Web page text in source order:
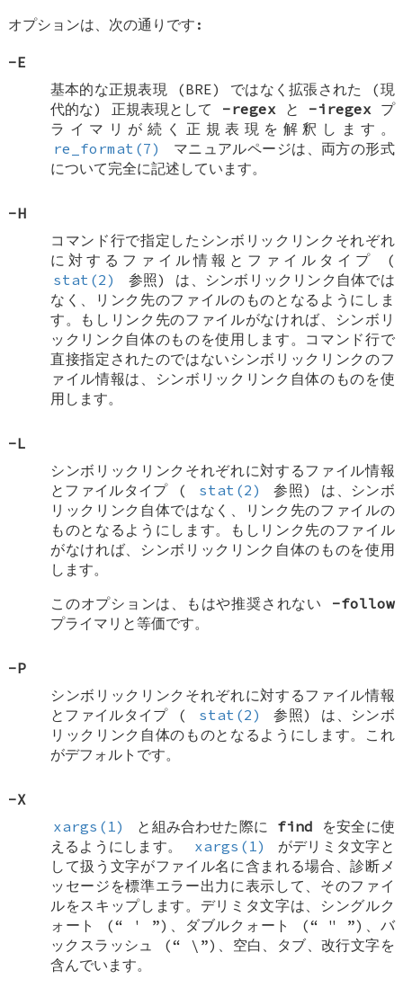
オプションは、次の通りです:
-E
基本的な正規表現 (BRE) ではなく拡張された (現
代的な) 正規表現として -regex と -iregex プ
ライマリが続く正規表現を解釈します。
re_format(7)
マニュアルページは、両方の形式
について完全に記述しています。
-H
コマンド行で指定したシンボリックリンクそれぞれ
に対するファイル情報とファイルタイプ (
stat(2)
参照) は、シンボリックリンク自体では
なく、リンク先のファイルのものとなるようにしま
す。もしリンク先のファイルがなければ、シンボリ
ックリンク自体のものを使用します。コマンド行で
直接指定されたのではないシンボリックリンクのフ
ァイル情報は、シンボリックリンク自体のものを使
用します。
-L
シンボリックリンクそれぞれに対するファイル情報
とファイルタイプ (
stat(2)
参照) は、シンボ
リックリンク自体ではなく、リンク先のファイルの
ものとなるようにします。もしリンク先のファイル
がなければ、シンボリックリンク自体のものを使用
します。
このオプションは、もはや推奨されない -follow
プライマリと等価です。
-P
シンボリックリンクそれぞれに対するファイル情報
とファイルタイプ (
stat(2)
参照) は、シンボ
リックリンク自体のものとなるようにします。これ
がデフォルトです。
-X
xargs(1)
と組み合わせた際に find を安全に使
えるようにします。
xargs(1)
がデリミタ文字と
して扱う文字がファイル名に含まれる場合、診断メ
ッセージを標準エラー出力に表示して、そのファイ
ルをスキップします。デリミタ文字は、シングルク
ォート (“
' ”)、ダブルクォート (“ " ”)、バ
ックスラッシュ (“ \ ”)、空白、タブ、改行文字を
含んでいます。